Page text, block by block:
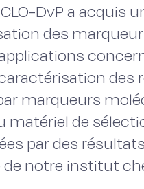
DvP a acquis
des
des
marqueurs
de
par des
notre institut